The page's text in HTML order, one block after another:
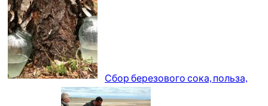
Сбор березового сока, польза,